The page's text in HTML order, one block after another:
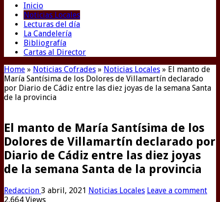
Inicio
Noticias Locales
Lecturas del día
La Candelería
Bibliografía
Cartas al Director
Home » Noticias Cofrades » Noticias Locales » El manto de
María Santísima de los Dolores de Villamartín declarado
por Diario de Cádiz entre las diez joyas de la semana Santa
de la provincia
El manto de María Santísima de los
Dolores de Villamartín declarado por
Diario de Cádiz entre las diez joyas
de la semana Santa de la provincia
Redaccion 3 abril, 2021 Noticias Locales Leave a comment
2,664 Views